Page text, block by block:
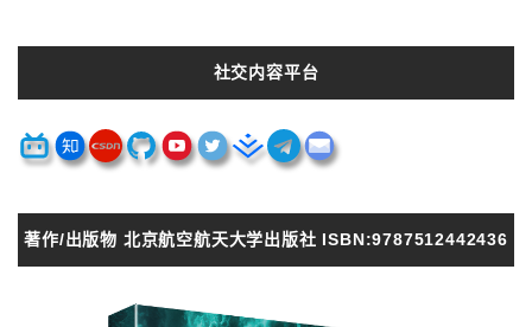
社交内容平台
著作/出版物 北京航空航天大学出版社 ISBN:9787512442436